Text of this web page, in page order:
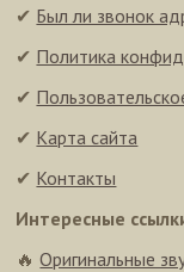
✔ Был ли звонок
✔ Политика
✔
✔ Карта сайта
✔ Контакты
Интересные
🔥Оригинальные